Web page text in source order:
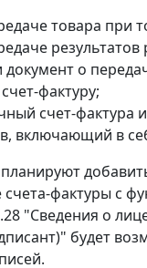
товара при
результатов
документ о
фактуру;
счет-фактура
включающий в
фактуры с
"Сведения о
будет